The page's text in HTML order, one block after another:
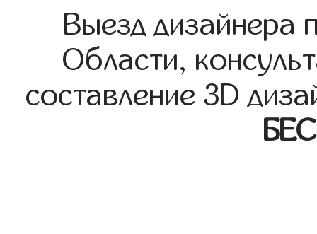
Выезд дизайнера
Области,
составление 3D